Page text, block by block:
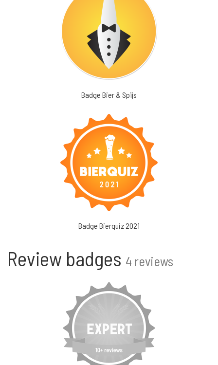
Badge Bier & Spijs
Badge Bierquiz 2021
Review badges 4 reviews